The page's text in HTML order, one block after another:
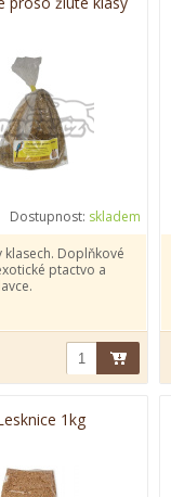
Dostupnost: skladem
klasech. Doplňkové
ptactvo a
1kg